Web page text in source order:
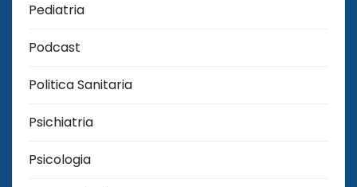
Pediatria
Podcast
Politica Sanitaria
Psichiatria
Psicologia